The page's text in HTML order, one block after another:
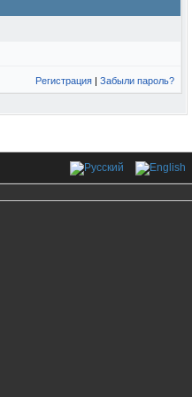
Регистрация | Забыли пароль?